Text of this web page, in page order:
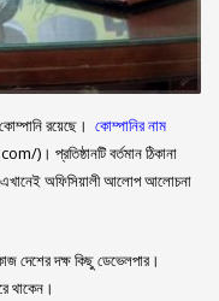
রয়েছে। কোম্পানির নাম
প্রতিষ্ঠানটি বর্তমান ঠিকানা
এখানেই অফিসিয়ালী আলোপ আলোচনা
দেশের দক্ষ কিছু ডেভেলপার।
থাকেন।